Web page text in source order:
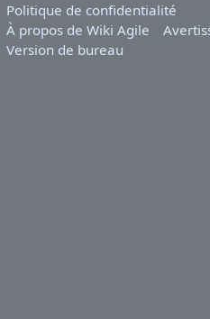
Politique de confidentialité
À propos de Wiki Agile
Version de bureau